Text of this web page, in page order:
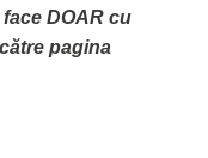
DOAR cu
pagina